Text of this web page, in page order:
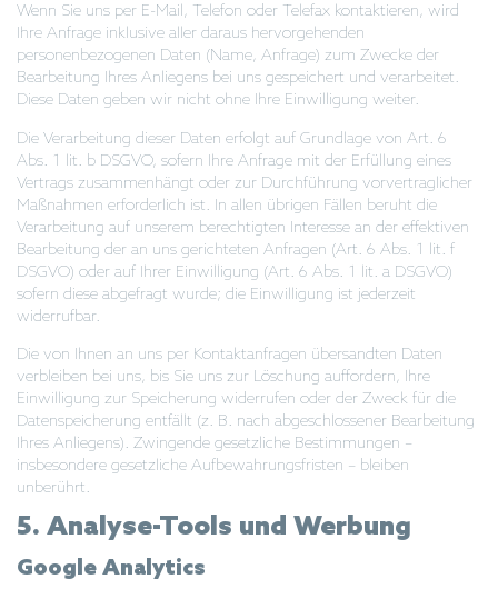
Wenn Sie uns per E-Mail, Telefon oder Telefax kontaktieren, wird
Ihre Anfrage inklusive aller daraus hervorgehenden
personenbezogenen Daten (Name, Anfrage) zum Zwecke der
Bearbeitung Ihres Anliegens bei uns gespeichert und verarbeitet.
Diese Daten geben wir nicht ohne Ihre Einwilligung weiter.
Die Verarbeitung dieser Daten erfolgt auf Grundlage von Art. 6
Abs. 1 lit. b DSGVO, sofern Ihre Anfrage mit der Erfüllung eines
Vertrags zusammenhängt oder zur Durchführung vorvertraglicher
Maßnahmen erforderlich ist. In allen übrigen Fällen beruht die
Verarbeitung auf unserem berechtigten Interesse an der effektiven
Bearbeitung der an uns gerichteten Anfragen (Art. 6 Abs. 1 lit. f
DSGVO) oder auf Ihrer Einwilligung (Art. 6 Abs. 1 lit. a DSGVO)
sofern diese abgefragt wurde; die Einwilligung ist jederzeit
widerrufbar.
Die von Ihnen an uns per Kontaktanfragen übersandten Daten
verbleiben bei uns, bis Sie uns zur Löschung auffordern, Ihre
Einwilligung zur Speicherung widerrufen oder der Zweck für die
Datenspeicherung entfällt (z. B. nach abgeschlossener Bearbeitung
Ihres Anliegens). Zwingende gesetzliche Bestimmungen –
insbesondere gesetzliche Aufbewahrungsfristen – bleiben
unberührt.
5. Analyse-Tools und Werbung
Google Analytics